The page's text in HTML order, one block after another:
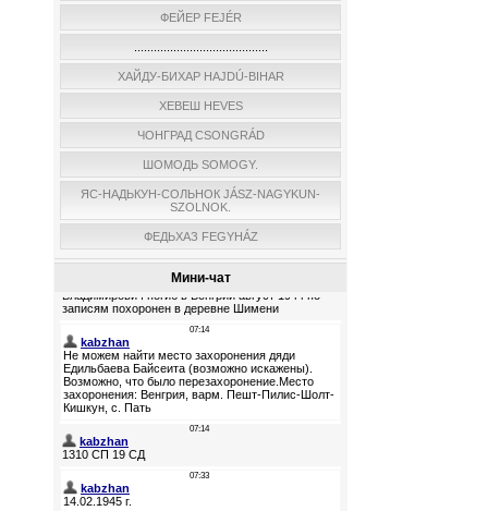
ФЕЙЕР FEJÉR
ХАЙДУ-БИХАР HAJDÚ-BIHAR
ХЕВЕШ HEVES
ЧОНГРАД CSONGRÁD
ШОМОДЬ SOMOGY.
ЯС-НАДЬКУН-СОЛЬНОК JÁSZ-NAGYKUN-
SZOLNOK.
ФЕДЬХАЗ FEGYHÁZ
Мини-чат